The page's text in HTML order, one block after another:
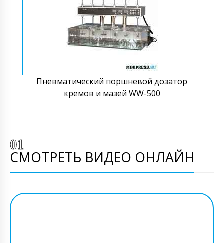
Пневматический поршневой дозатор
кремов и мазей WW-500
СМОТРЕТЬ ВИДЕО ОНЛАЙН